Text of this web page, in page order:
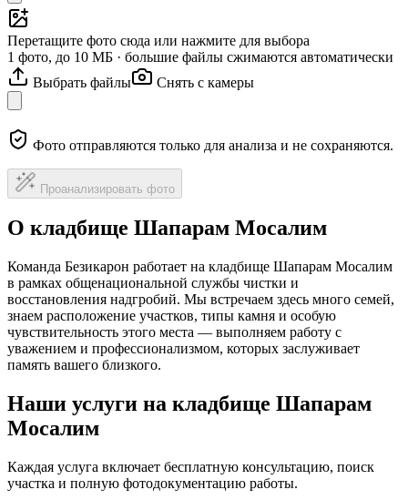
Перетащите фото сюда или нажмите для выбора
1 фото, до 10 МБ · большие файлы сжимаются автоматически
Выбрать файлы
Снять с камеры
Фото отправляются только для анализа и не сохраняются.
Проанализировать фото
О кладбище Шапарам Мосалим
Команда Безикарон работает на кладбище Шапарам Мосалим
в рамках общенациональной службы чистки и
восстановления надгробий. Мы встречаем здесь много семей,
знаем расположение участков, типы камня и особую
чувствительность этого места — выполняем работу с
уважением и профессионализмом, которых заслуживает
память вашего близкого.
Наши услуги на кладбище Шапарам
Мосалим
Каждая услуга включает бесплатную консультацию, поиск
участка и полную фотодокументацию работы.